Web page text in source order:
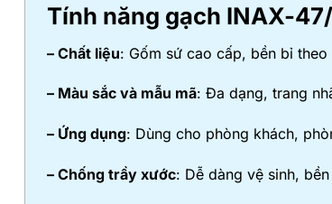
Tính năng gạch INAX-
– Chất liệu: Gốm sứ cao cấp, bền bỉ theo
– Màu sắc và mẫu mã: Đa dạng, trang
– Ứng dụng: Dùng cho phòng khách,
– Chống trầy xước: Dễ dàng vệ sinh,